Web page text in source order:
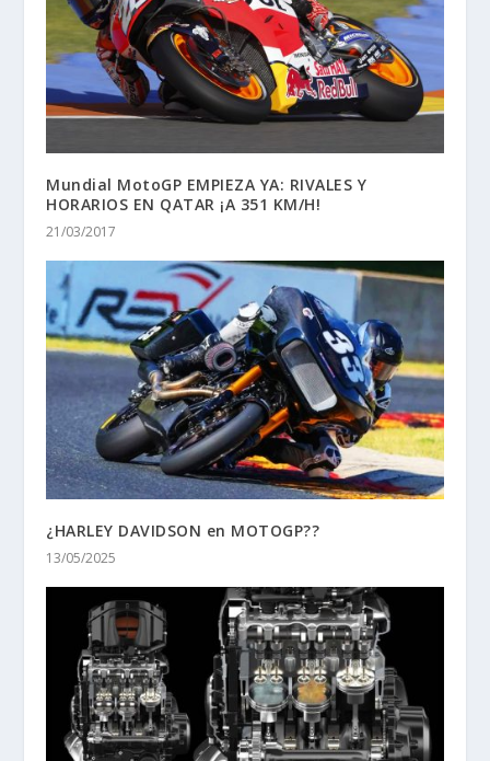
Mundial MotoGP EMPIEZA YA: RIVALES Y
HORARIOS EN QATAR ¡A 351 KM/H!
21/03/2017
¿HARLEY DAVIDSON en MOTOGP??
13/05/2025